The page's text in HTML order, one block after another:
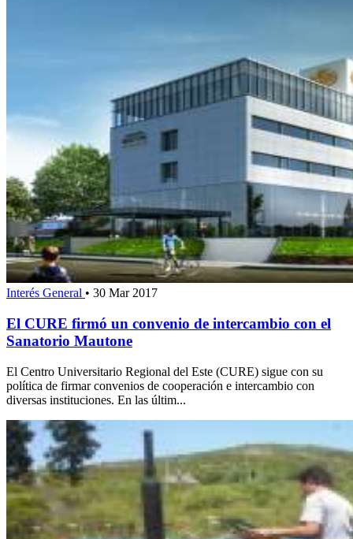
Interés General • 30 Mar 2017
El CURE firmó un convenio de intercambio con el
Sanatorio Mautone
El Centro Universitario Regional del Este (CURE) sigue con su
política de firmar convenios de cooperación e intercambio con
diversas instituciones. En las últim...